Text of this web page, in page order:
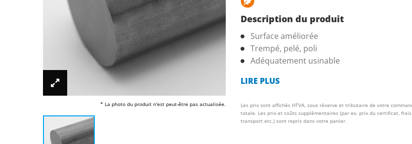
* La photo du produit n'est peut-être pas actualisée.
Description du produit
Surface améliorée
Trempé, pelé, poli
Adéquatement usinable
LIRE PLUS
Les prix sont affichés HTVA, sous réserve et tributaire de votre
totale. Les prix et coûts supplémentaires (par ex. prix du certificat, frais
transport etc.) sont repris dans votre panier.